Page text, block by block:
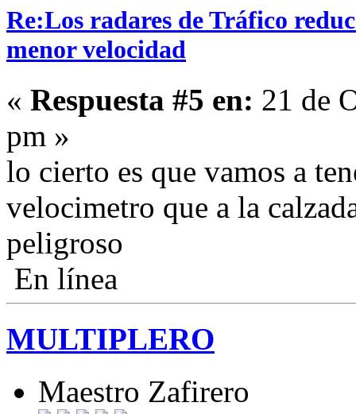
Re:Los radares de Tráfico
menor velocidad
« Respuesta #5 en: 21 de
pm »
lo cierto es que vamos a
velocimetro que a la
peligroso
En línea
MULTIPLERO
Maestro Zafirero